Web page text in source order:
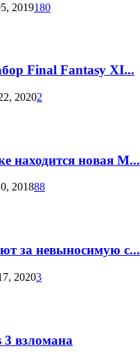
2019180
Final Fantasy XI...
20202
находится новая M...
201888
за невыносимую с...
20203
взломана